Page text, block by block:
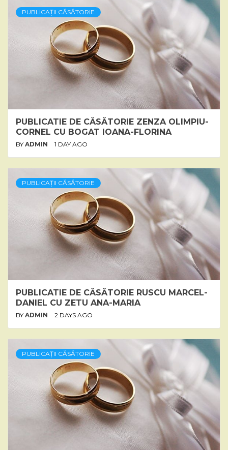
PUBLICAȚII CĂSĂTORIE
PUBLICATIE DE CĂSĂTORIE ZENZA OLIMPIU-
CORNEL CU BOGAT IOANA-FLORINA
BY ADMIN 1 DAY AGO
PUBLICAȚII CĂSĂTORIE
PUBLICATIE DE CĂSĂTORIE RUSCU MARCEL-
DANIEL CU ZETU ANA-MARIA
BY ADMIN 2 DAYS AGO
PUBLICAȚII CĂSĂTORIE